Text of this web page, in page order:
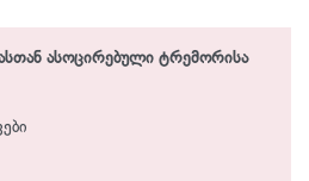
ასოცირებული ტრემორისა